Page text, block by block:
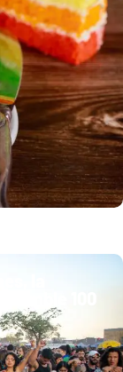
la
100